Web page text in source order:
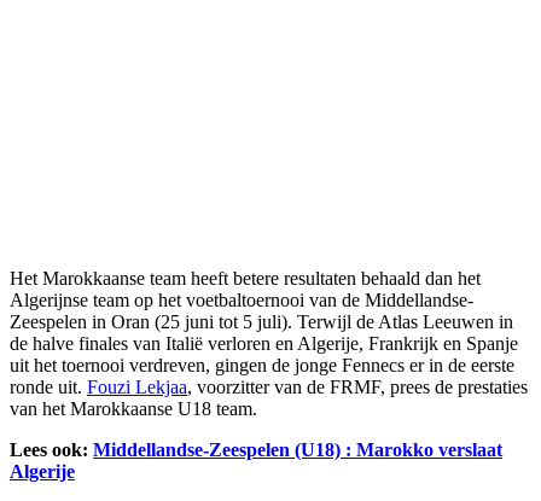
Het Marokkaanse team heeft betere resultaten behaald dan het
Algerijnse team op het voetbaltoernooi van de Middellandse-
Zeespelen in Oran (25 juni tot 5 juli). Terwijl de Atlas Leeuwen in
de halve finales van Italië verloren en Algerije, Frankrijk en Spanje
uit het toernooi verdreven, gingen de jonge Fennecs er in de eerste
ronde uit. Fouzi Lekjaa, voorzitter van de FRMF, prees de prestaties
van het Marokkaanse U18 team.
Lees ook: Middellandse-Zeespelen (U18) : Marokko verslaat
Algerije